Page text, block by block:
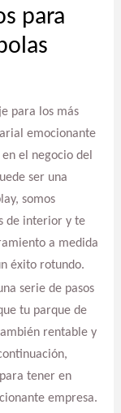
para
para los más
emocionante
el negocio del
ser una
somos
de interior y te
a medida
éxito rotundo.
serie de pasos
tu parque de
rentable y
tener en
empresa.